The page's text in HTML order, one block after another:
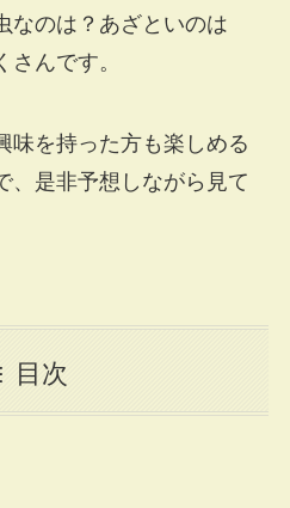
なのは？あざといのは
んです。
味を持った方も楽しめる
、是非予想しながら見て
目次